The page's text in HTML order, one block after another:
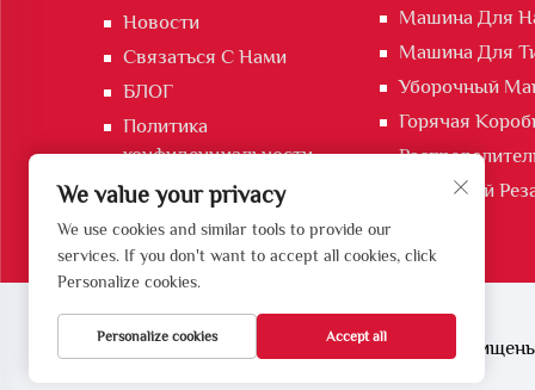
Новости
Связаться С Нами
БЛОГ
Политика
конфиденциальности
Машина Для
Машина Для
Уборочный
Горячая
Дорожный
Все права
We value your privacy
We use cookies and similar tools to provide our
services. If you don't want to accept all cookies, click
Personalize cookies.
Personalize cookies Accept all